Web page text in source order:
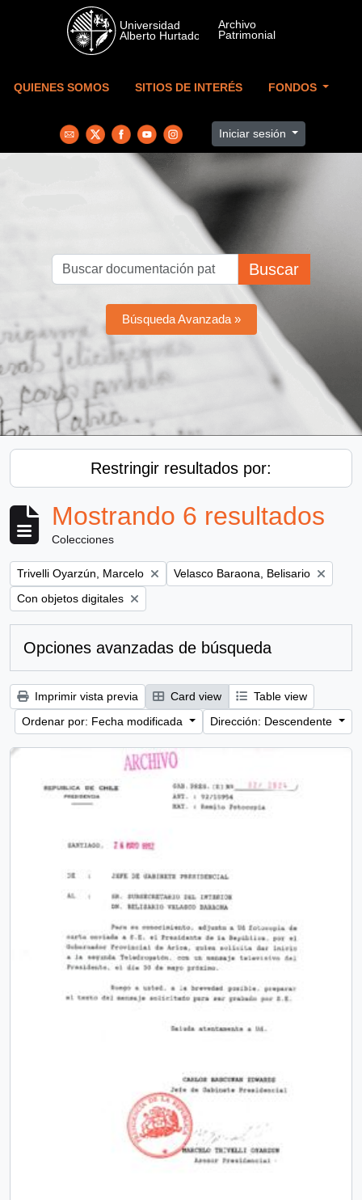
Skip to main content
QUIENES SOMOS SITIOS DE INTERÉS FONDOS
Iniciar sesión
Buscar
Búsqueda Avanzada »
Restringir resultados por:
Mostrando 6 resultados
Colecciones
Remove filter:
Trivelli Oyarzún, Marcelo Remove filter:
Velasco Baraona, Belisario
Remove filter:
Con objetos digitales
Opciones avanzadas de búsqueda
Imprimir vista previa Card view
Table view
Ordenar por: Fecha modificada
Dirección: Descendente